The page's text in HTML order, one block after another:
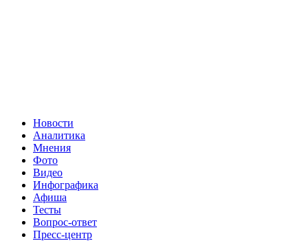
Новости
Аналитика
Мнения
Фото
Видео
Инфографика
Афиша
Тесты
Вопрос-ответ
Пресс-центр